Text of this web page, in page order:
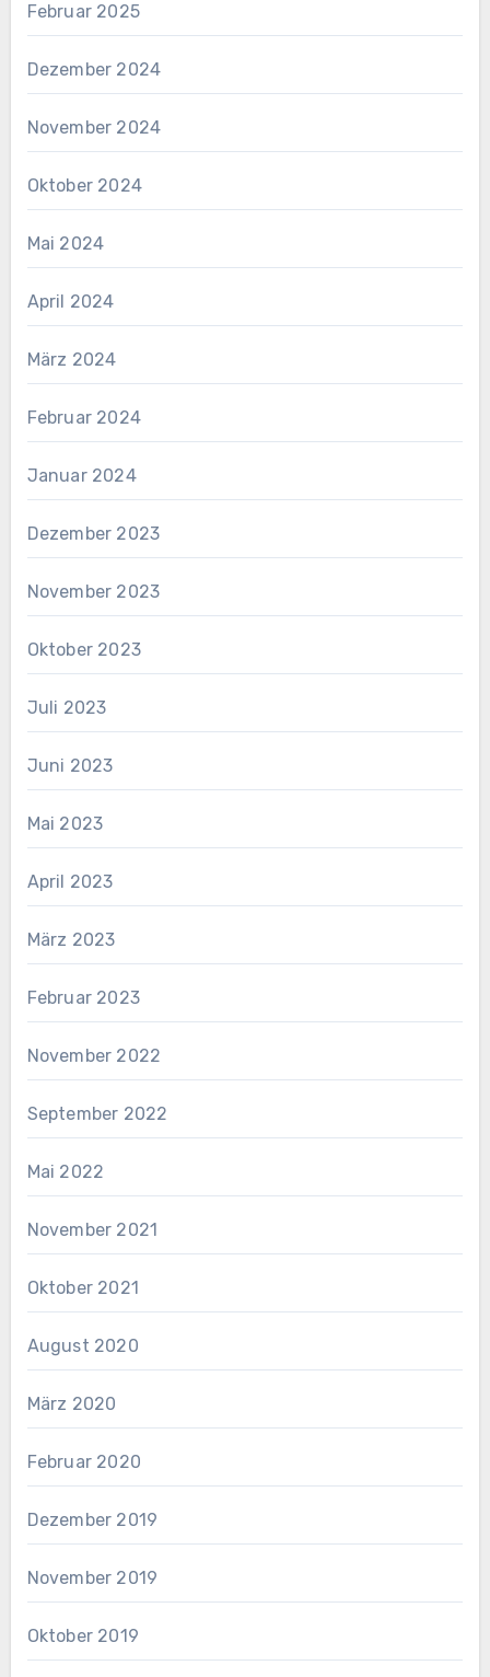
Februar 2025
Dezember 2024
November 2024
Oktober 2024
Mai 2024
April 2024
März 2024
Februar 2024
Januar 2024
Dezember 2023
November 2023
Oktober 2023
Juli 2023
Juni 2023
Mai 2023
April 2023
März 2023
Februar 2023
November 2022
September 2022
Mai 2022
November 2021
Oktober 2021
August 2020
März 2020
Februar 2020
Dezember 2019
November 2019
Oktober 2019